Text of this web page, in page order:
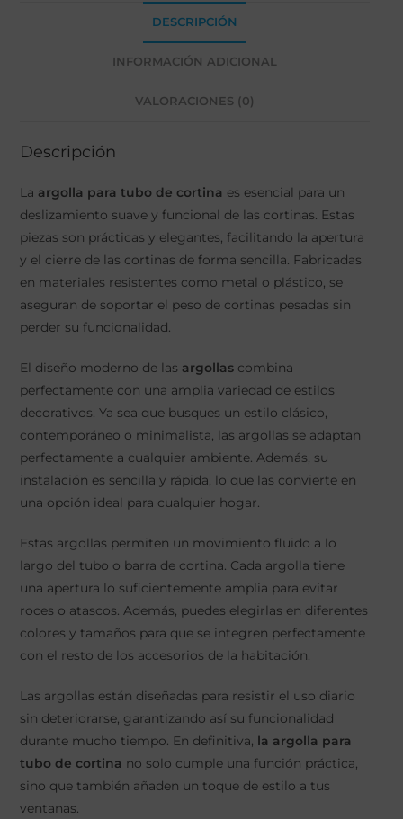
DESCRIPCIÓN
INFORMACIÓN ADICIONAL
VALORACIONES (0)
Descripción
La argolla para tubo de cortina es esencial para un
deslizamiento suave y funcional de las cortinas. Estas
piezas son prácticas y elegantes, facilitando la apertura
y el cierre de las cortinas de forma sencilla. Fabricadas
en materiales resistentes como metal o plástico, se
aseguran de soportar el peso de cortinas pesadas sin
perder su funcionalidad.
El diseño moderno de las argollascombina
perfectamente con una amplia variedad de estilos
decorativos. Ya sea que busques un estilo clásico,
contemporáneo o minimalista, las argollas se adaptan
perfectamente a cualquier ambiente. Además, su
instalación es sencilla y rápida, lo que las convierte en
una opción ideal para cualquier hogar.
Estas argollas permiten un movimiento fluido a lo
largo del tubo o barra de cortina. Cada argolla tiene
una apertura lo suficientemente amplia para evitar
roces o atascos. Además, puedes elegirlas en diferentes
colores y tamaños para que se integren perfectamente
con el resto de los accesorios de la habitación.
Las argollas están diseñadas para resistir el uso diario
sin deteriorarse, garantizando así su funcionalidad
durante mucho tiempo. En definitiva, la argolla para
tubo de cortina no solo cumple una función práctica,
sino que también añaden un toque de estilo a tus
ventanas.